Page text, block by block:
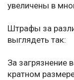
увеличены в
Штрафы за
выглядеть так:
За
кратном